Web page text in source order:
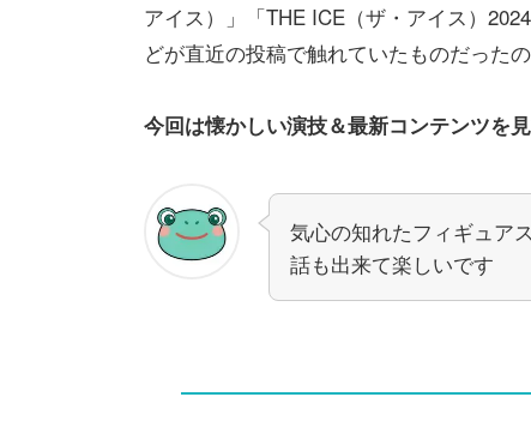
アイス）」「THE ICE（ザ・アイス）
どが直近の投稿で触れていたものだった
今回は懐かしい演技＆最新コンテンツを
気心の知れたフィギュア
話も出来て楽しいです